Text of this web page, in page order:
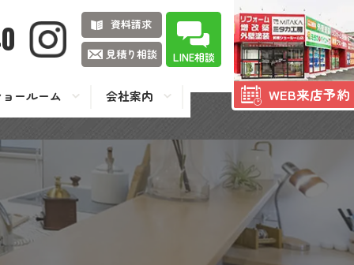
資料請求
見積り相談
LINE相談
WEB来店予約
ールーム 会社案内